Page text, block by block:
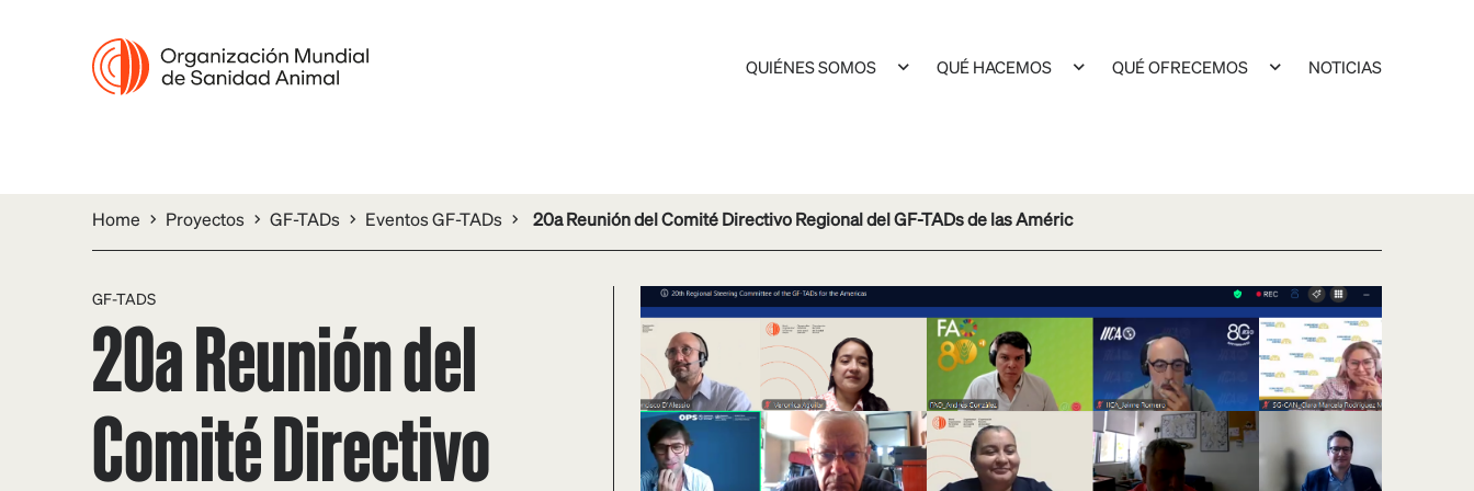
QUIÉNES SOMOS QUÉ HACEMOS QUÉ OFRECEMOS NOTICIAS
Home Proyectos GF-TADs Eventos GF-TADs 20a Reunión del Comité Directivo Regional del GF-TADs de las Améric
GF-TADS
20a Reunión del
Comité Directivo